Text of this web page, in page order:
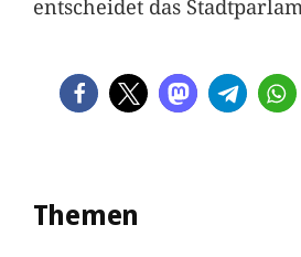
entscheidet das
Themen